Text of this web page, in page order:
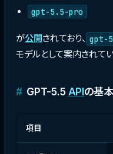
gpt-5.5-pro
が公開されており、 gpt-
モデルとして案内されてい
GPT-5.5 APIの基本
項目